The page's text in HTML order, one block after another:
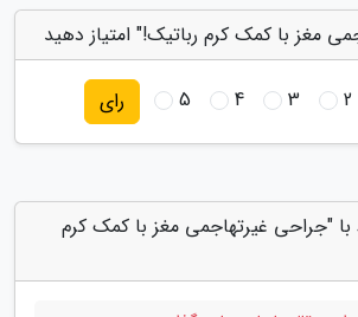
مغز با کمک کرم رباتیک!" امتیاز دهید
2
3
4
5 رای
"جراحی غیرتهاجمی مغز با کمک کرم